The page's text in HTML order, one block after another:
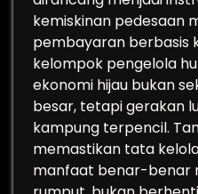
kemiskinan pedesaan
pembayaran berbasis
kelompok pengelola
ekonomi hijau bukan
besar, tetapi gerakan
kampung terpencil.
memastikan tata
manfaat benar-benar